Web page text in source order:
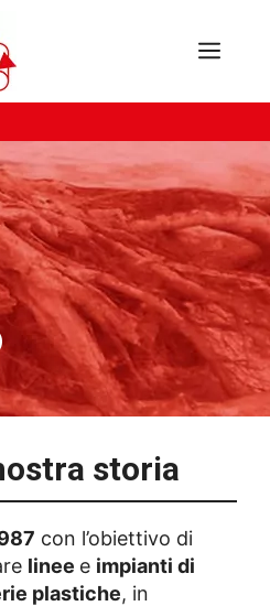
storia
con l’obiettivo di
linee e impianti di
plastiche, in